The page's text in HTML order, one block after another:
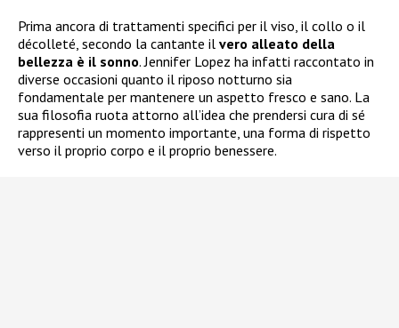
Prima ancora di trattamenti specifici per il viso, il collo o il
décolleté, secondo la cantante il vero alleato della
bellezza è il sonno. Jennifer Lopez ha infatti raccontato in
diverse occasioni quanto il riposo notturno sia
fondamentale per mantenere un aspetto fresco e sano. La
sua filosofia ruota attorno all’idea che prendersi cura di sé
rappresenti un momento importante, una forma di rispetto
verso il proprio corpo e il proprio benessere.